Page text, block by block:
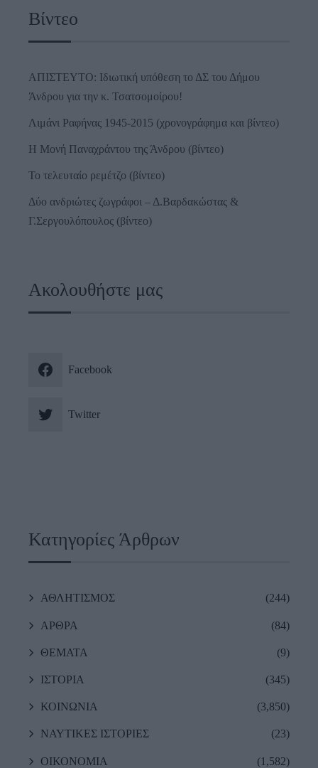
Βίντεο
ΑΠΙΣΤΕΥΤΟ: Ιδιωτική υπόθεση το ΔΣ του Δήμου
Άνδρου για την κ. Τσατσομοίρου!
Λιμάνι Ραφήνας 1945-2015 (χρονογράφημα και βίντεο)
Η Μονή Παναχράντου της Άνδρου (βίντεο)
Το τελευταίο ρεμέτζο (βίντεο)
Δύο ανδριώτες ζωγράφοι – Δ.Βαρδακώστας &
Γ.Σεργουλόπουλος (βίντεο)
Ακολουθήστε μας
Facebook
Twitter
Κατηγορίες Άρθρων
ΑΘΛΗΤΙΣΜΟΣ (244)
ΑΡΘΡΑ (84)
ΘΕΜΑΤΑ (9)
ΙΣΤΟΡΙΑ (345)
ΚΟΙΝΩΝΙΑ (3,850)
ΝΑΥΤΙΚΕΣ ΙΣΤΟΡΙΕΣ (23)
ΟΙΚΟΝΟΜΙΑ (1,582)